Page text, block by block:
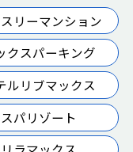
リーマンション
クスパーキング
ルリブマックス
スパリゾート